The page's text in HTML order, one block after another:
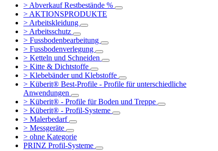
> Abverkauf Restbestände %
> AKTIONSPRODUKTE
> Arbeitskleidung
> Arbeitsschutz
> Fussbodenbearbeitung
> Fussbodenverlegung
> Ketteln und Schneiden
> Kitte & Dichtstoffe
> Klebebänder und Klebstoffe
> Küberit® Best-Profile - Profile für unterschiedliche
Anwendungen
> Küberit® - Profile für Boden und Treppe
> Küberit® - Profil-Systeme
> Malerbedarf
> Messgeräte
> ohne Kategorie
PRINZ Profil-Systeme